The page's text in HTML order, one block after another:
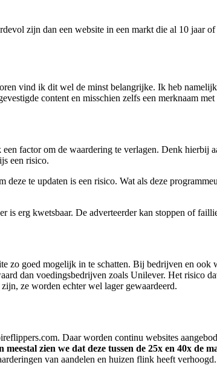
zijn dan een website in een markt die al 10 jaar
vind ik dit wel de minst belangrijke. Ik heb
content en misschien zelfs een merknaam met
factor om de waardering te verlagen. Denk hierbij
een risico.
te updaten is een risico. Wat als deze
is erg kwetsbaar. De adverteerder kan stoppen of
zo goed mogelijk in te schatten. Bij bedrijven en
dan voedingsbedrijven zoals Unilever. Het risico
ze worden echter wel lager gewaardeerd.
Daar worden continu websites
zien we dat deze tussen de 25x en 40x de
van aandelen en huizen flink heeft verhoogd.